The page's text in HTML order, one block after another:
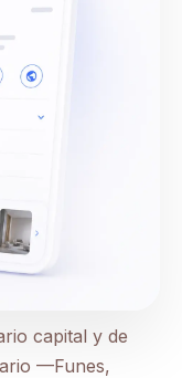
capital y de
—Funes,